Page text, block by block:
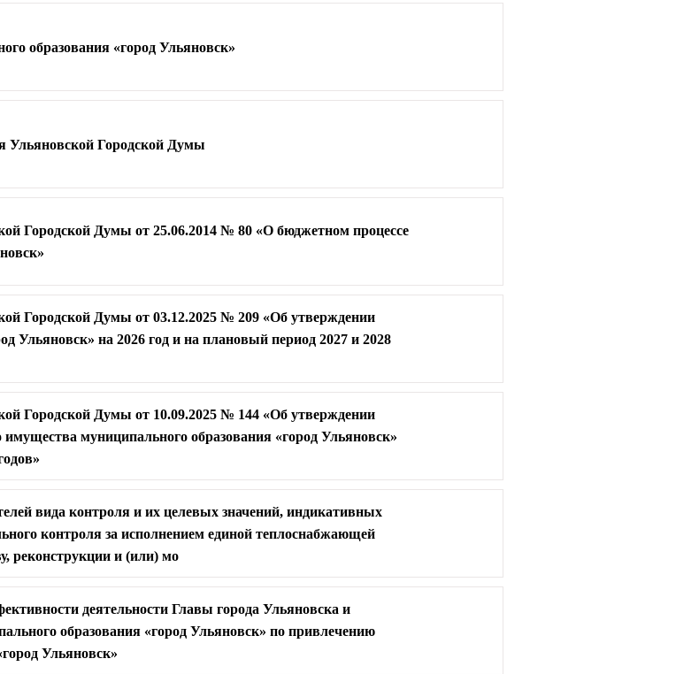
образования «город Ульяновск»
Ульяновской Городской Думы
Городской Думы от 25.06.2014 № 80 «О бюджетном процессе
Городской Думы от 03.12.2025 № 209 «Об утверждении
Ульяновск» на 2026 год и на плановый период 2027 и 2028
Городской Думы от 10.09.2025 № 144 «Об утверждении
муниципального образования «город Ульяновск»
вида контроля и их целевых значений, индикативных
контроля за исполнением единой теплоснабжающей
реконструкции и (или) мо
деятельности Главы города Ульяновска и
образования «город Ульяновск» по привлечению
Ульяновск»